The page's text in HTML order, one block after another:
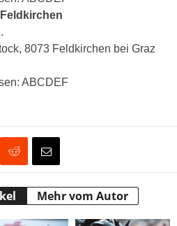
8073 Feldkirchen bei Graz
ABCDEF
Mehr vom Autor